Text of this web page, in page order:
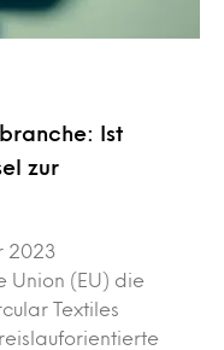
Ist
zur
2023
Union (EU) die
Textiles